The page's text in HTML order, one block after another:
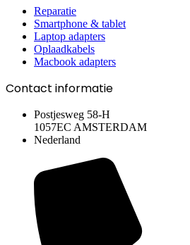
Reparatie
Smartphone & tablet
Laptop adapters
Oplaadkabels
Macbook adapters
Contact informatie
Postjesweg 58-H
1057EC AMSTERDAM
Nederland